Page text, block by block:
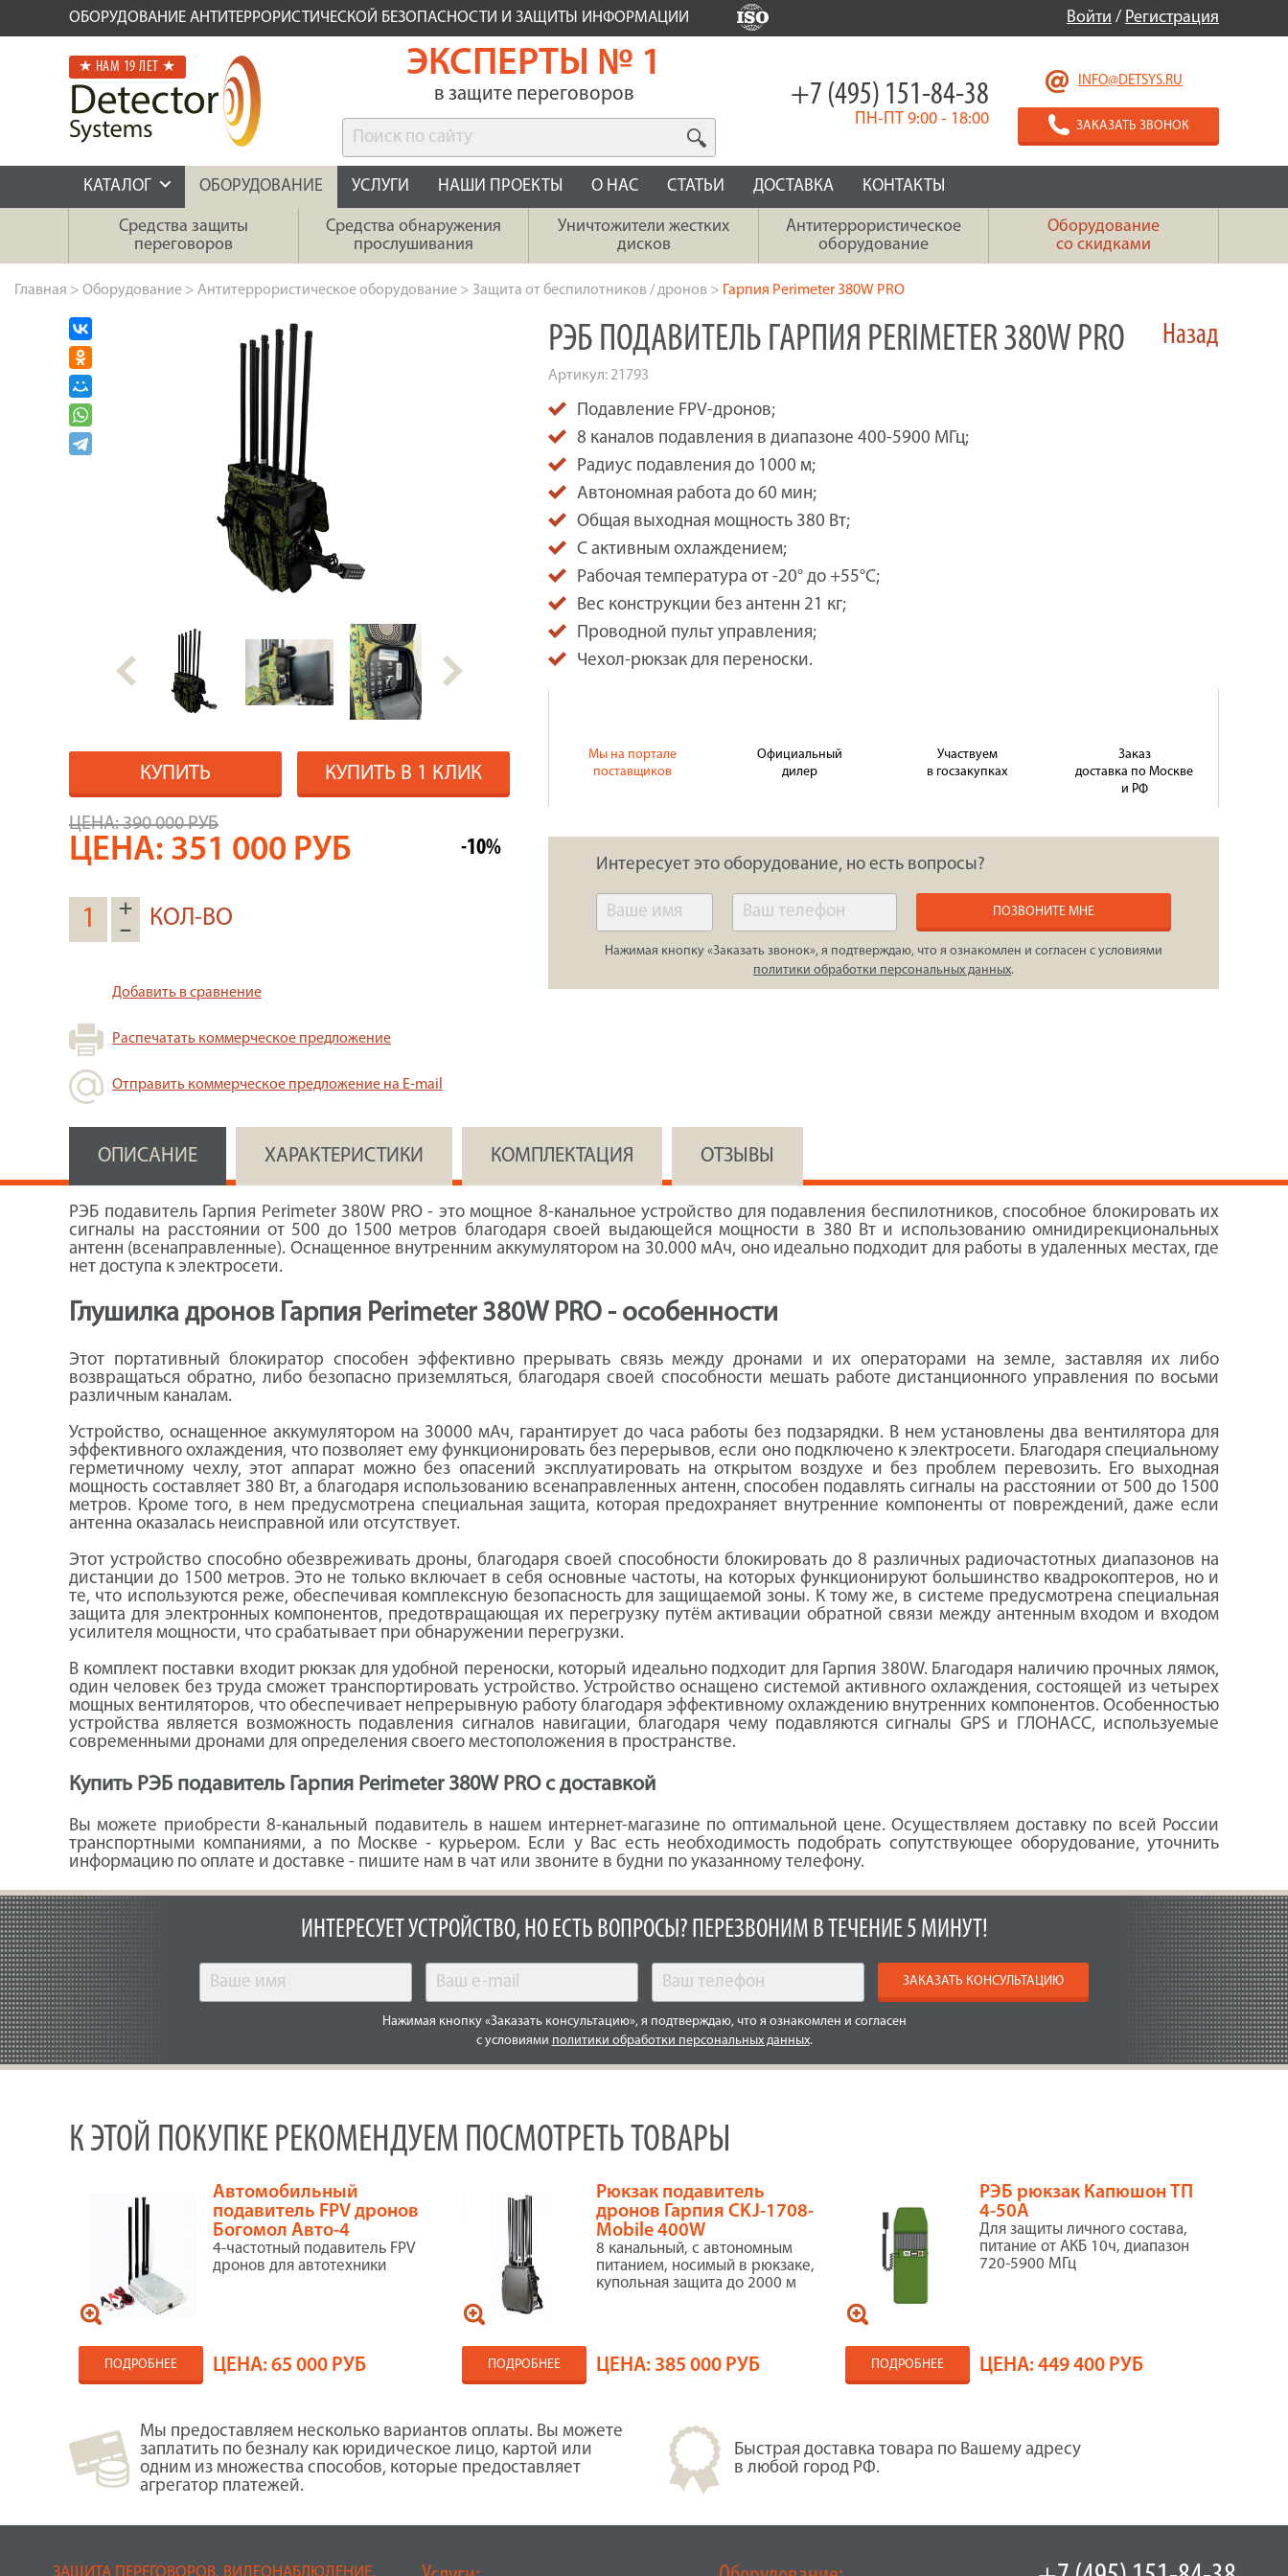
ОБОРУДОВАНИЕ АНТИТЕРРОРИСТИЧЕСКОЙ БЕЗОПАСНОСТИ И ЗАЩИТЫ ИНФОРМАЦИИ Войти / Регистрация
★ НАМ 19 ЛЕТ ★ ЭКСПЕРТЫ № 1
в защите переговоров
INFO@DETSYS.RU
ЗАКАЗАТЬ ЗВОНОК
+7 (495) 151-84-38
ПН-ПТ 9:00 - 18:00
КАТАЛОГ ОБОРУДОВАНИЕ УСЛУГИ НАШИ ПРОЕКТЫ О НАС СТАТЬИ ДОСТАВКА КОНТАКТЫ
Средства защиты
переговоров
Средства обнаружения
прослушивания
Уничтожители жестких
дисков
Антитеррористическое
оборудование
Оборудование
со скидками
Главная > Оборудование > Антитеррористическое оборудование > Защита от беспилотников / дронов > Гарпия Perimeter 380W PRO
Назад
КУПИТЬ КУПИТЬ В 1 КЛИК
ЦЕНА:390 000 РУБ
ЦЕНА: 351 000 РУБ -10%
+
–
КОЛ-ВО
Добавить в сравнение
Распечатать коммерческое предложение
Отправить коммерческое предложение на E-mail
РЭБ ПОДАВИТЕЛЬ ГАРПИЯ PERIMETER 380W PRO
Артикул:21793
Подавление FPV-дронов;
8 каналов подавления в диапазоне 400-5900 МГц;
Радиус подавления до 1000 м;
Автономная работа до 60 мин;
Общая выходная мощность 380 Вт;
С активным охлаждением;
Рабочая температура от -20° до +55°C;
Вес конструкции без антенн 21 кг;
Проводной пульт управления;
Чехол-рюкзак для переноски.
Мы на портале
поставщиков
Официальный
дилер
Участвуем
в госзакупках
Заказ
доставка по Москве
и РФ
Интересует это оборудование, но есть вопросы?
ПОЗВОНИТЕ МНЕ
Нажимая кнопку «Заказать звонок», я подтверждаю, что я ознакомлен и согласен с условиями
политики обработки персональных данных.
ОПИСАНИЕ ХАРАКТЕРИСТИКИ КОМПЛЕКТАЦИЯ ОТЗЫВЫ
РЭБ подавитель Гарпия Perimeter 380W PRO - это мощное 8-канальное устройство для подавления беспилотников, способное блокировать их
сигналы на расстоянии от 500 до 1500 метров благодаря своей выдающейся мощности в 380 Вт и использованию омнидирекциональных
антенн (всенаправленные). Оснащенное внутренним аккумулятором на 30.000 мАч, оно идеально подходит для работы в удаленных местах, где
нет доступа к электросети.
Глушилка дронов Гарпия Perimeter 380W PRO - особенности
Этот портативный блокиратор способен эффективно прерывать связь между дронами и их операторами на земле, заставляя их либо
возвращаться обратно, либо безопасно приземляться, благодаря своей способности мешать работе дистанционного управления по восьми
различным каналам.
Устройство, оснащенное аккумулятором на 30000 мАч, гарантирует до часа работы без подзарядки. В нем установлены два вентилятора для
эффективного охлаждения, что позволяет ему функционировать без перерывов, если оно подключено к электросети. Благодаря специальному
герметичному чехлу, этот аппарат можно без опасений эксплуатировать на открытом воздухе и без проблем перевозить. Его выходная
мощность составляет 380 Вт, а благодаря использованию всенаправленных антенн, способен подавлять сигналы на расстоянии от 500 до 1500
метров. Кроме того, в нем предусмотрена специальная защита, которая предохраняет внутренние компоненты от повреждений, даже если
антенна оказалась неисправной или отсутствует.
Этот устройство способно обезвреживать дроны, благодаря своей способности блокировать до 8 различных радиочастотных диапазонов на
дистанции до 1500 метров. Это не только включает в себя основные частоты, на которых функционируют большинство квадрокоптеров, но и
те, что используются реже, обеспечивая комплексную безопасность для защищаемой зоны. К тому же, в системе предусмотрена специальная
защита для электронных компонентов, предотвращающая их перегрузку путём активации обратной связи между антенным входом и входом
усилителя мощности, что срабатывает при обнаружении перегрузки.
В комплект поставки входит рюкзак для удобной переноски, который идеально подходит для Гарпия 380W. Благодаря наличию прочных лямок,
один человек без труда сможет транспортировать устройство. Устройство оснащено системой активного охлаждения, состоящей из четырех
мощных вентиляторов, что обеспечивает непрерывную работу благодаря эффективному охлаждению внутренних компонентов. Особенностью
устройства является возможность подавления сигналов навигации, благодаря чему подавляются сигналы GPS и ГЛОНАСС, используемые
современными дронами для определения своего местоположения в пространстве.
Купить РЭБ подавитель Гарпия Perimeter 380W PRO с доставкой
Вы можете приобрести 8-канальный подавитель в нашем интернет-магазине по оптимальной цене. Осуществляем доставку по всей России
транспортными компаниями, а по Москве - курьером. Если у Вас есть необходимость подобрать сопутствующее оборудование, уточнить
информацию по оплате и доставке - пишите нам в чат или звоните в будни по указанному телефону.
ИНТЕРЕСУЕТ УСТРОЙСТВО, НО ЕСТЬ ВОПРОСЫ? ПЕРЕЗВОНИМ В ТЕЧЕНИЕ 5 МИНУТ!
ЗАКАЗАТЬ КОНСУЛЬТАЦИЮ
Нажимая кнопку «Заказать консультацию», я подтверждаю, что я ознакомлен и согласен
с условиями политики обработки персональных данных.
К ЭТОЙ ПОКУПКЕ РЕКОМЕНДУЕМ ПОСМОТРЕТЬ ТОВАРЫ
Автомобильный
подавитель FPV дронов
Богомол Авто-4
4-частотный пoдавитель FPV
дронов для автотехники
ПОДРОБНЕЕ ЦЕНА:65 000 РУБ
Рюкзак подавитель
дронов Гарпия CKJ-1708-
Mobile 400W
8 канальный, с автономным
питанием, носимый в рюкзаке,
купольная защита до 2000 м
ПОДРОБНЕЕ ЦЕНА: 385 000 РУБ
РЭБ рюкзак Капюшон ТП
4-50А
Для защиты личного состава,
питание от АКБ 10ч, диапазон
720-5900 МГц
ПОДРОБНЕЕ ЦЕНА:449 400 РУБ
Мы предоставляем несколько вариантов оплаты. Вы можете
заплатить по безналу как юридическое лицо, картой или
одним из множества способов, которые предоставляет
агрегатор платежей.
Быстрая доставка товара по Вашему адресу
в любой город РФ.
ЗАЩИТА ПЕРЕГОВОРОВ, ВИДЕОНАБЛЮДЕНИЕ,